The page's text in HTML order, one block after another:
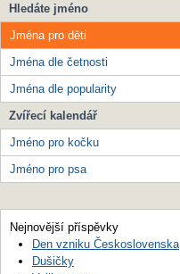
Hledáte jméno
Jména pro děti
Jména dle četnosti
Jména dle popularity
Zvířecí kalendář
Jméno pro kočku
Jméno pro psa
Nejnovější příspěvky
Den vzniku Československa
Dušičky